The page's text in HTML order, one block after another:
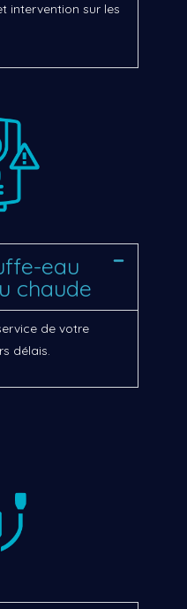
intervention sur les
eau
chaude
de votre
délais.